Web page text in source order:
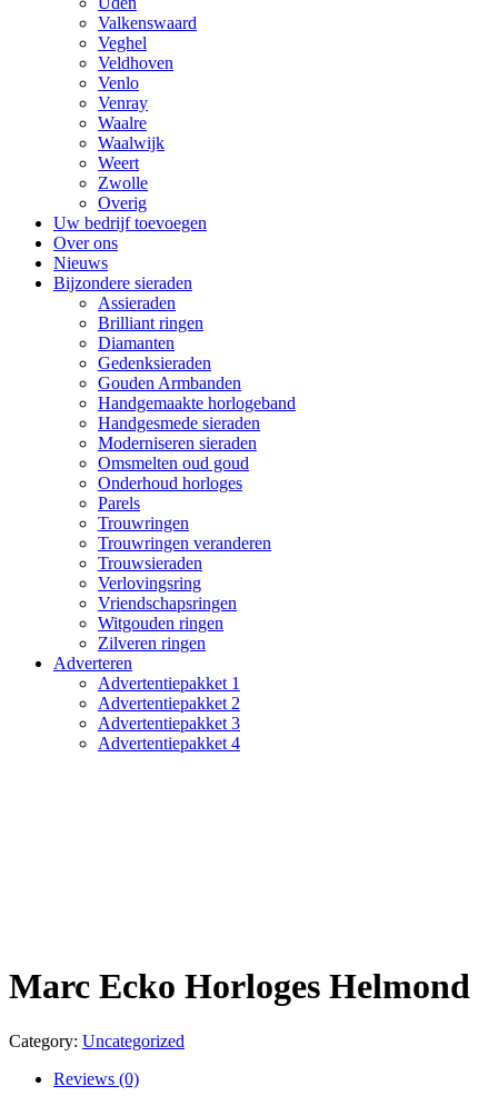
Valkenswaard
Veghel
Veldhoven
Venlo
Venray
Waalre
Waalwijk
Weert
Zwolle
Overig
Uw bedrijf toevoegen
Over ons
Nieuws
Bijzondere sieraden
Assieraden
Brilliant ringen
Diamanten
Gedenksieraden
Gouden Armbanden
Handgemaakte horlogeband
Handgesmede sieraden
Moderniseren sieraden
Omsmelten oud goud
Onderhoud horloges
Parels
Trouwringen
Trouwringen veranderen
Trouwsieraden
Verlovingsring
Vriendschapsringen
Witgouden ringen
Zilveren ringen
Adverteren
Advertentiepakket 1
Advertentiepakket 2
Advertentiepakket 3
Advertentiepakket 4
Marc Ecko Horloges Helmond
Category: Uncategorized
Reviews (0)